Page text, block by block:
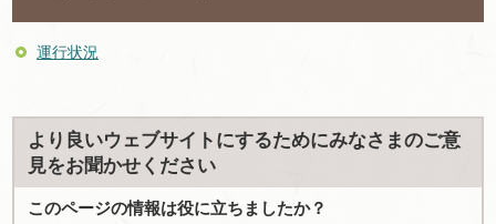
運行状況
より良いウェブサイトにするためにみなさまのご意
見をお聞かせください
このページの情報は役に立ちましたか？